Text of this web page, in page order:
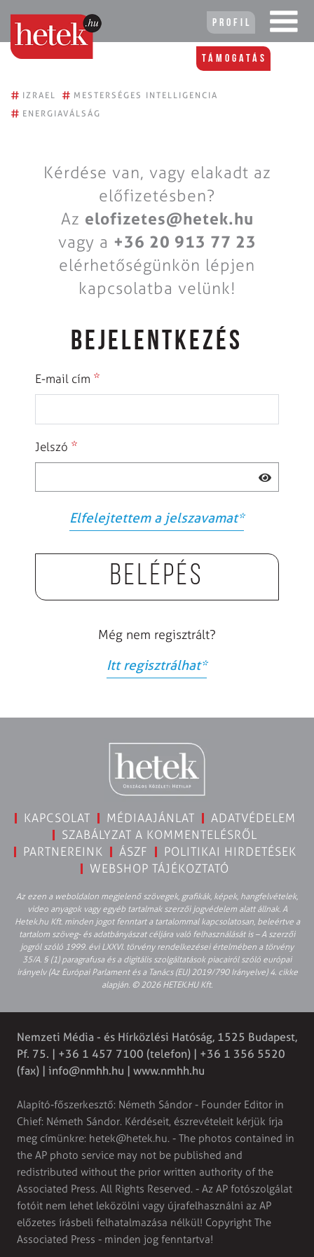
Profil
Támogatás
# IZRAEL # MESTERSÉGES INTELLIGENCIA
# ENERGIAVÁLSÁG
Kérdése van, vagy elakadt az
előfizetésben?
Az elofizetes@hetek.hu
vagy a +36 20 913 77 23
elérhetőségünkön lépjen
kapcsolatba velünk!
BEJELENTKEZÉS
E-mail cím *
Jelszó *
Elfelejtettem a jelszavamat*
Belépés
Még nem regisztrált?
Itt regisztrálhat*
KAPCSOLAT MÉDIAAJÁNLAT
ADATVÉDELEM
SZABÁLYZAT A KOMMENTELÉSRŐL
PARTNEREINK
ÁSZF
POLITIKAI HIRDETÉSEK
WEBSHOP TÁJÉKOZTATÓ
Az ezen a weboldalon megjelenő szövegek, grafikák, képek, hangfelvételek,
video anyagok vagy egyéb tartalmak szerzői jogvédelem alatt állnak. A
Hetek.hu Kft. minden jogot fenntart a tartalommal kapcsolatosan, beleértve a
tartalom szöveg- és adatbányászat céljára való felhasználását is – A szerzői
jogról szóló 1999. évi LXXVI. törvény rendelkezései értelmében a törvény
35/A. § (1) paragrafusa és a digitális szolgáltatások piacairól szóló európai
irányelv (Az Európai Parlament és a Tanács (EU) 2019/790 Irányelve) 4. cikke
alapján. © 2026 HETEK.HU Kft.
Nemzeti Média - és Hírközlési Hatóság, 1525 Budapest,
Pf. 75. | +36 1 457 7100 (telefon) | +36 1 356 5520
(fax) | info@nmhh.hu | www.nmhh.hu
Alapító-főszerkesztő: Németh Sándor - Founder Editor in
Chief: Németh Sándor. Kérdéseit, észrevételeit kérjük írja
meg címünkre: hetek@hetek.hu. - The photos contained in
the AP photo service may not be published and
redistributed without the prior written authority of the
Associated Press. All Rights Reserved. - Az AP fotószolgálat
fotóit nem lehet leközölni vagy újrafelhasználni az AP
előzetes írásbeli felhatalmazása nélkül! Copyright The
Associated Press - minden jog fenntartva!